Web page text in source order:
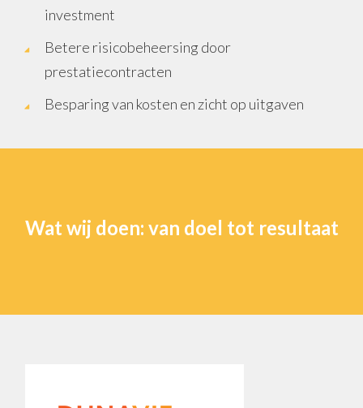
investment
Betere risicobeheersing door
prestatiecontracten
Besparing van kosten en zicht op uitgaven
Wat wij doen: van doel tot resultaat